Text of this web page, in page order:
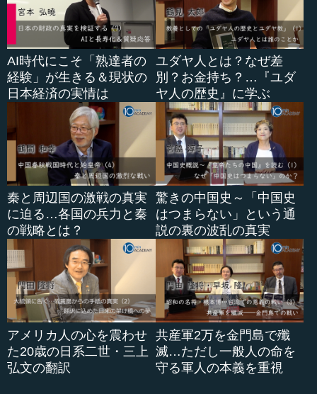
AI時代にこそ「熟達者の
経験」が生きる＆現状の
日本経済の実情は
ユダヤ人とは？なぜ差
別？お金持ち？…『ユダ
ヤ人の歴史』に学ぶ
秦と周辺国の激戦の真実
に迫る…各国の兵力と秦
の戦略とは？
驚きの中国史～「中国史
はつまらない」という通
説の裏の波乱の真実
アメリカ人の心を震わせ
た20歳の日系二世・三上
弘文の翻訳
共産軍2万を金門島で殲
滅…ただし一般人の命を
守る軍人の本義を重視